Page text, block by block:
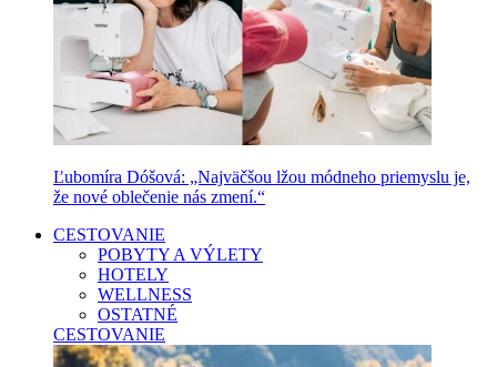
Ľubomíra Dóšová: „Najväčšou lžou módneho priemyslu je,
že nové oblečenie nás zmení.“
CESTOVANIE
POBYTY A VÝLETY
HOTELY
WELLNESS
OSTATNÉ
CESTOVANIE